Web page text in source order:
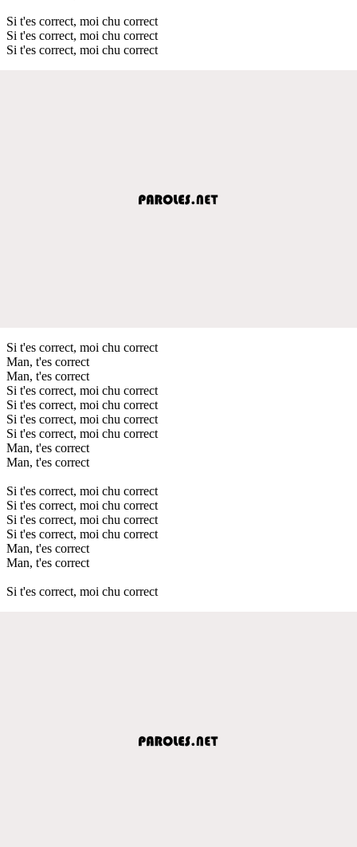
Si t'es correct, moi chu correct
Si t'es correct, moi chu correct
Si t'es correct, moi chu correct
Si t'es correct, moi chu correct
Man, t'es correct
Man, t'es correct
Si t'es correct, moi chu correct
Si t'es correct, moi chu correct
Si t'es correct, moi chu correct
Si t'es correct, moi chu correct
Man, t'es correct
Man, t'es correct
Si t'es correct, moi chu correct
Si t'es correct, moi chu correct
Si t'es correct, moi chu correct
Si t'es correct, moi chu correct
Man, t'es correct
Man, t'es correct
Si t'es correct, moi chu correct